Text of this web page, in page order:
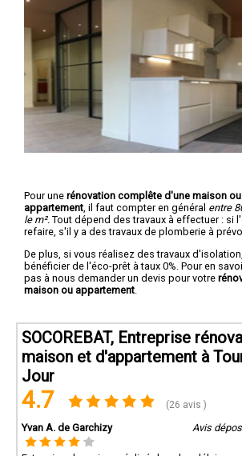
réaliser votre vision de rénovation.
Pour une rénovation complête d'une maison
appartement , il faut compter en général entre
le m². Tout dépend des travaux à effectuer : si
refaire, s'il y a des travaux de plomberie à
De plus, si vous réalisez des travaux
bénéficier de l'éco-prêt à taux 0%. Pour en
pas à nous demander un devis pour votre
maison ou appartement
SOCOREBAT, Entreprise
maison et d'appartement à
Jour
4.7 (26 avis )
Yvan A. de Garchizy Avis